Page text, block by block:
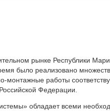
рынке Республики
было реализовано
монтажные работы
Федерации.
обладает всеми